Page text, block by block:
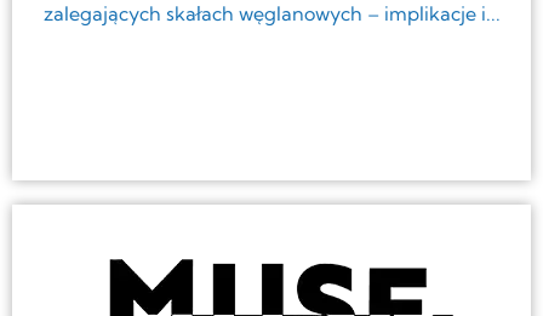
zalegających skałach węglanowych – implikacje i...